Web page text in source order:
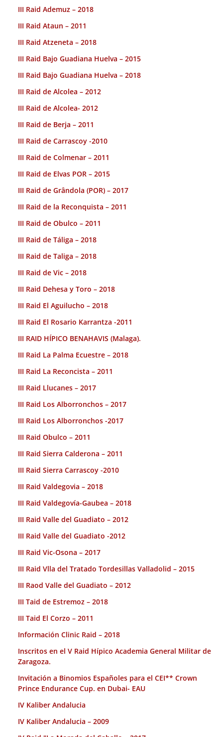
III Raid Ademuz – 2018
III Raid Ataun – 2011
III Raid Atzeneta – 2018
III Raid Bajo Guadiana Huelva – 2015
III Raid Bajo Guadiana Huelva – 2018
III Raid de Alcolea – 2012
III Raid de Alcolea- 2012
III Raid de Berja – 2011
III Raid de Carrascoy -2010
III Raid de Colmenar – 2011
III Raid de Elvas POR – 2015
III Raid de Grândola (POR) – 2017
III Raid de la Reconquista – 2011
III Raid de Obulco – 2011
III Raid de Táliga – 2018
III Raid de Taliga – 2018
III Raid de Vic – 2018
III Raid Dehesa y Toro – 2018
III Raid El Aguilucho – 2018
III Raid El Rosario Karrantza -2011
III RAID HÍPICO BENAHAVIS (Malaga).
III Raid La Palma Ecuestre – 2018
III Raid La Reconcista – 2011
III Raid Llucanes – 2017
III Raid Los Alborronchos – 2017
III Raid Los Alborronchos -2017
III Raid Obulco – 2011
III Raid Sierra Calderona – 2011
III Raid Sierra Carrascoy -2010
III Raid Valdegovia – 2018
III Raid Valdegovía-Gaubea – 2018
III Raid Valle del Guadiato – 2012
III Raid Valle del Guadiato -2012
III Raid Vic-Osona – 2017
III Raid Vlla del Tratado Tordesillas Valladolid – 2015
III Raod Valle del Guadiato – 2012
III Taid de Estremoz – 2018
III Taid El Corzo – 2011
Información Clinic Raid – 2018
Inscritos en el V Raid Hípico Academia General Militar de
Zaragoza.
Invitación a Binomios Españoles para el CEI** Crown
Prince Endurance Cup. en Dubai- EAU
IV Kaliber Andalucia
IV Kaliber Andalucia – 2009